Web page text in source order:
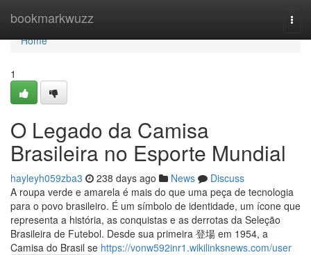
bookmarkwuzz
Home
Home
1
O Legado da Camisa
Brasileira no Esporte Mundial
hayleyh059zba3 238 days ago News
Discuss
A roupa verde e amarela é mais do que uma peça de tecnologia
para o povo brasileiro. É um símbolo de identidade, um ícone que
representa a história, as conquistas e as derrotas da Seleção
Brasileira de Futebol. Desde sua primeira 登場 em 1954, a
Camisa do Brasil se https://vonw592inr1.wikilinksnews.com/user